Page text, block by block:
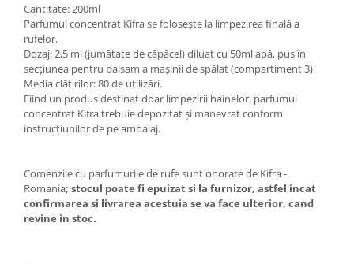
Cantitate: 200ml
Parfumul concentrat Kifra se folosește la limpezirea finală a
rufelor.
Dozaj: 2,5 ml (jumătate de căpăcel) diluat cu 50ml apă, pus în
secțiunea pentru balsam a mașinii de spălat (compartiment 3).
Media clătirilor: 80 de utilizări.
Fiind un produs destinat doar limpezirii hainelor, parfumul
concentrat Kifra trebuie depozitat și manevrat conform
instrucțiunilor de pe ambalaj.
Comenzile cu parfumurile de rufe sunt onorate de Kifra -
Romania; stocul poate fi epuizat si la furnizor, astfel incat
confirmarea si livrarea acestuia se va face ulterior, cand
revine in stoc.